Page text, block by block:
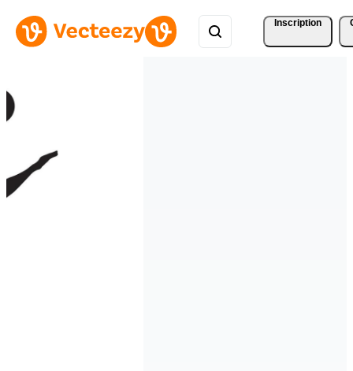
Inscription